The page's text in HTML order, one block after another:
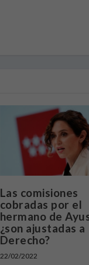
Las comisiones
cobradas por el
hermano de
¿son ajustadas a
Derecho?
22/02/2022